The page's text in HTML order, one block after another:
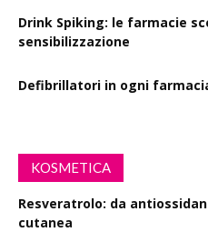
Drink Spiking: le farmacie
sensibilizzazione
Defibrillatori in ogni
KOSMETICA
Resveratrolo: da
cutanea